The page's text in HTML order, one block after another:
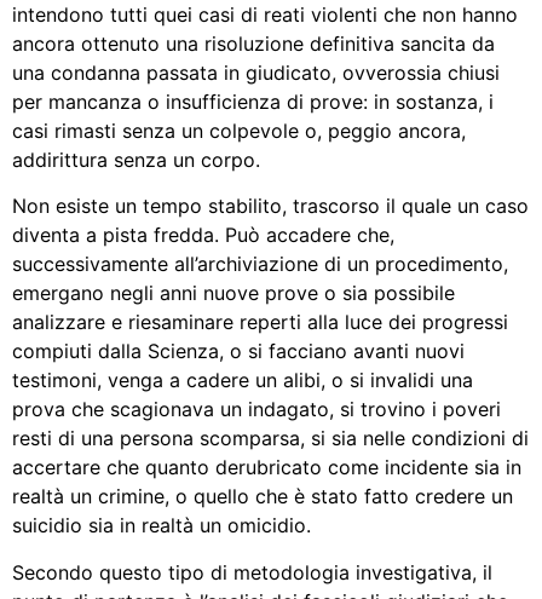
intendono tutti quei casi di reati violenti che non hanno
ancora ottenuto una risoluzione definitiva sancita da
una condanna passata in giudicato, ovverossia chiusi
per mancanza o insufficienza di prove: in sostanza, i
casi rimasti senza un colpevole o, peggio ancora,
addirittura senza un corpo.
Non esiste un tempo stabilito, trascorso il quale un caso
diventa a pista fredda. Può accadere che,
successivamente all’archiviazione di un procedimento,
emergano negli anni nuove prove o sia possibile
analizzare e riesaminare reperti alla luce dei progressi
compiuti dalla Scienza, o si facciano avanti nuovi
testimoni, venga a cadere un alibi, o si invalidi una
prova che scagionava un indagato, si trovino i poveri
resti di una persona scomparsa, si sia nelle condizioni di
accertare che quanto derubricato come incidente sia in
realtà un crimine, o quello che è stato fatto credere un
suicidio sia in realtà un omicidio.
Secondo questo tipo di metodologia investigativa, il